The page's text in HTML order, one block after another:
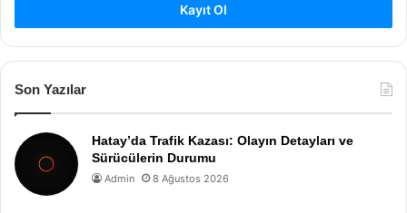
Kayıt Ol
Son Yazılar
Hatay’da Trafik Kazası: Olayın Detayları ve
Sürücülerin Durumu
Admin 8 Ağustos 2026